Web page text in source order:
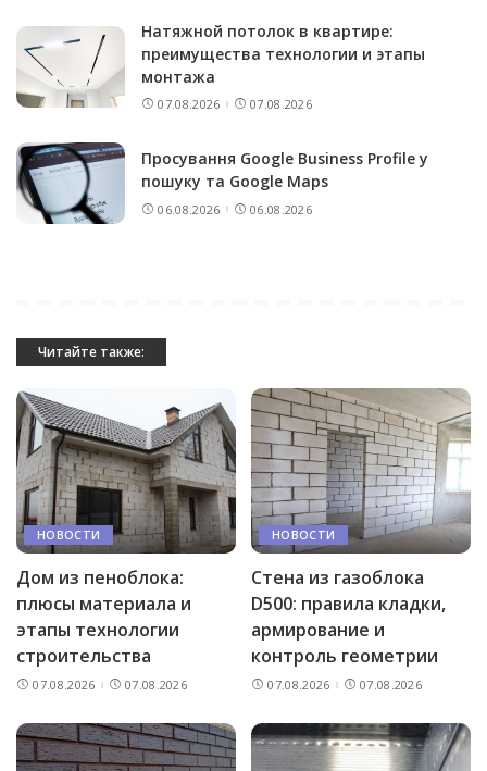
Натяжной потолок в квартире:
преимущества технологии и этапы
монтажа
07.08.2026 07.08.2026
Просування Google Business Profile у
пошуку та Google Maps
06.08.2026 06.08.2026
Читайте также:
НОВОСТИ
Дом из пеноблока:
плюсы материала и
этапы технологии
строительства
07.08.2026 07.08.2026
НОВОСТИ
Стена из газоблока
D500: правила кладки,
армирование и
контроль геометрии
07.08.2026 07.08.2026